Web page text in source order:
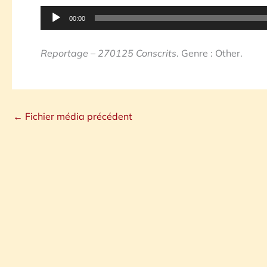
Lecteur
audio
00:00
Reportage – 270125 Conscrits. Genre : Other.
← Fichier média précédent